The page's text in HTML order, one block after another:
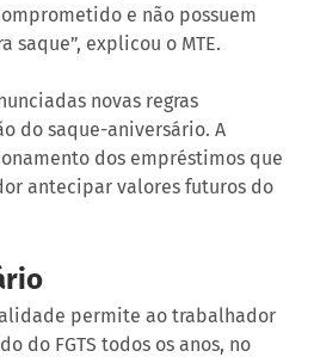
e não possuem
saque”, explicou o MTE.
novas regras
do saque-aniversário. A
dos empréstimos que
antecipar valores futuros do
permite ao trabalhador
do FGTS todos os anos, no